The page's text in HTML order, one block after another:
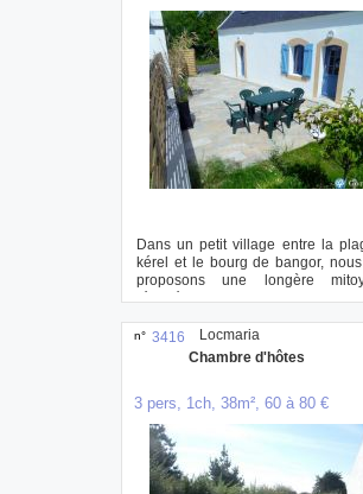
Dans un petit village entre la
kérel et le bourg de bangor,
proposons une longère
rénovée. ...
n° 3416
Chambre d'hôtes
3 pers, 1ch, 38m², 60 à 80 €
Locmaria